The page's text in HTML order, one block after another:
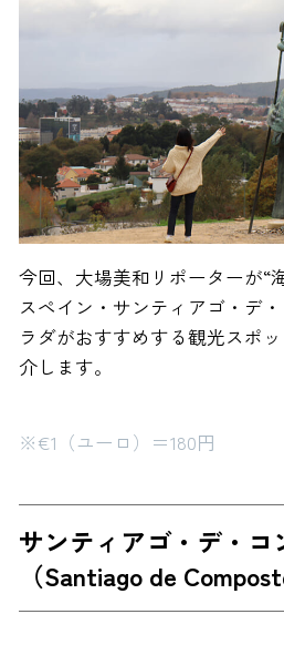
今回、大場美和リポーターが“
スペイン・サンティアゴ・デ
ラダがおすすめする観光スポ
介します。
※€1（ユーロ）＝180円
サンティアゴ・デ・コ
（Santiago de